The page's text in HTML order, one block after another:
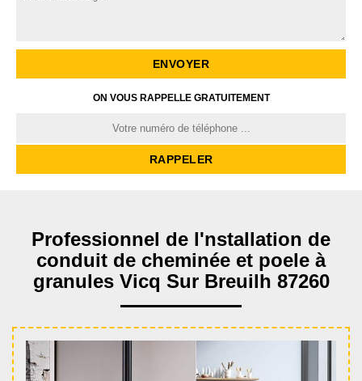
ON VOUS RAPPELLE GRATUITEMENT
Professionnel de l'nstallation de
conduit de cheminée et poele à
granules Vicq Sur Breuilh 87260